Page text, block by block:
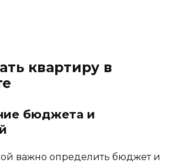
квартиру в
бюджета и
важно определить бюджет и